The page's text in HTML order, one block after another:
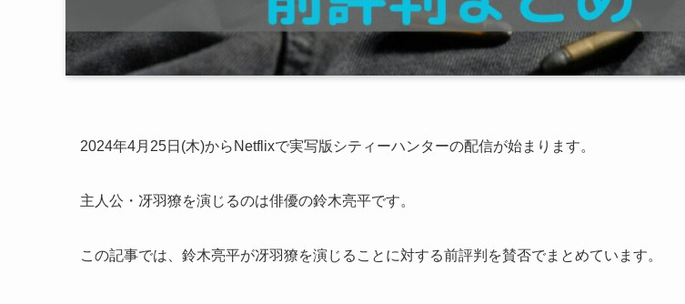
2024年4月25日(木)からNetflixで実写版シティーハンターの配信が始まります。
主人公・冴羽獠を演じるのは俳優の鈴木亮平です。
この記事では、鈴木亮平が冴羽獠を演じることに対する前評判を賛否でまとめています。